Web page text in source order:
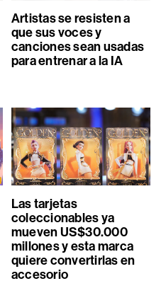
Artistas se resisten a
que sus voces y
canciones sean usadas
para entrenar a la IA
Las tarjetas
coleccionables ya
mueven US$30.000
millones y esta marca
quiere convertirlas en
accesorio